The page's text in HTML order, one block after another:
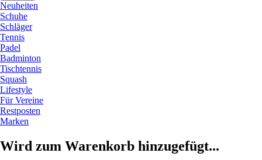
Neuheiten
Schuhe
Schläger
Tennis
Padel
Badminton
Tischtennis
Squash
Lifestyle
Für Vereine
Restposten
Marken
Wird zum Warenkorb hinzugefügt...